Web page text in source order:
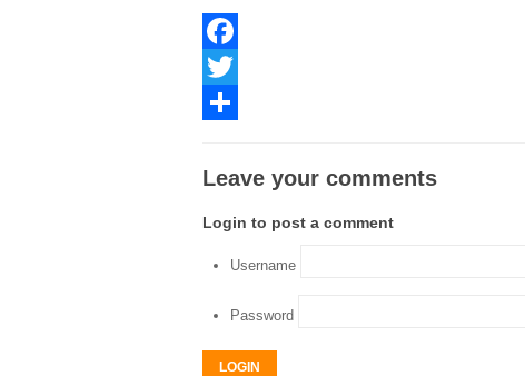
Facebook
Twitter
Leave your comments
Login to post a comment
Username
Password
LOGIN